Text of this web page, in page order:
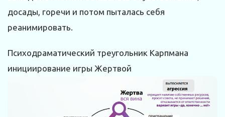
досады, горечи и потом пыталась себя
реанимировать.
Психодраматический треугольник Карпмана
инициирование игры Жертвой